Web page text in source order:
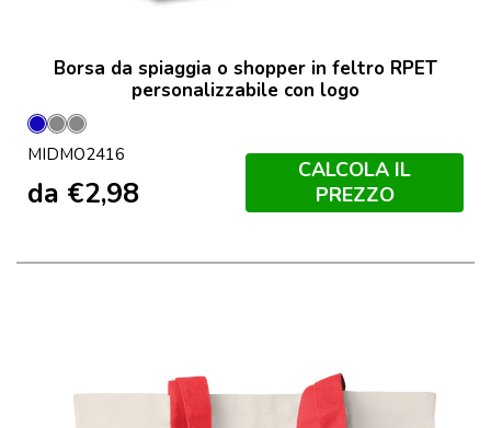
Borsa da spiaggia o shopper in feltro RPET
personalizzabile con logo
BluGrigioGrigio
Pietra
MIDMO2416
da €2,98
CALCOLA IL
PREZZO